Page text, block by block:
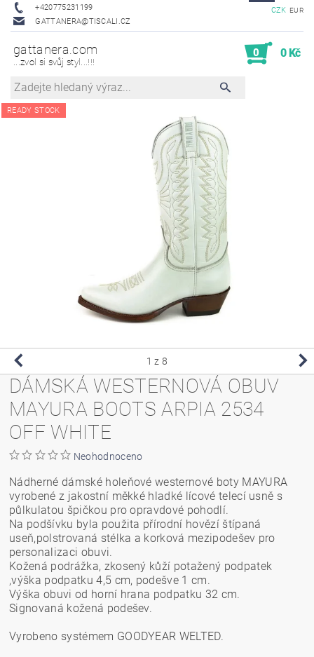
+420775231199
GATTANERA@TISCALI.CZ
CZK EUR
gattanera.com
...zvol si svůj styl...!!!
0 0 Kč
READY STOCK
1 z 8
DÁMSKÁ WESTERNOVÁ OBUV
MAYURA BOOTS ARPIA 2534
OFF WHITE
Neohodnoceno
Nádherné dámské holeňové westernové boty MAYURA
vyrobené z jakostní měkké hladké lícové telecí usně s
půlkulatou špičkou pro opravdové pohodlí.
Na podšívku byla použita přírodní hovězí štípaná
useň,polstrovaná stélka a korková mezipodešev pro
personalizaci obuvi.
Kožená podrážka, zkosený kůží potažený podpatek
,výška podpatku 4,5 cm, podešve 1 cm.
Výška obuvi od horní hrana podpatku 32 cm.
Signovaná kožená podešev.
Vyrobeno systémem GOODYEAR WELTED.